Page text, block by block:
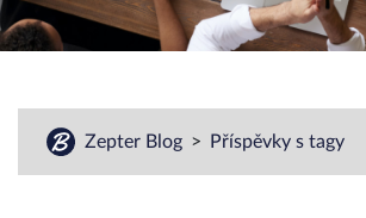
Zepter Blog Příspěvky s tagy